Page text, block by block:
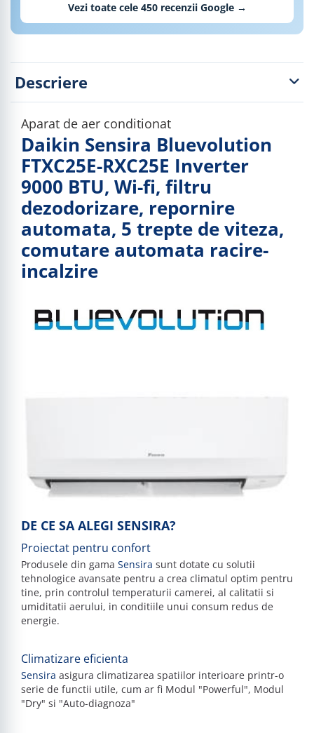
Vezi toate cele 450recenzii Google →
Descriere
Aparat de aer conditionat
Daikin Sensira Bluevolution
FTXC25E-RXC25E Inverter
9000 BTU, Wi-fi, filtru
dezodorizare, repornire
automata, 5 trepte de viteza,
comutare automata racire-
incalzire
DE CE SA ALEGI SENSIRA?
Proiectat pentru confort
Produsele din gama Sensira sunt dotate cu solutii
tehnologice avansate pentru a crea climatul optim pentru
tine, prin controlul temperaturii camerei, al calitatii si
umiditatii aerului, in conditiile unui consum redus de
energie.
Climatizare eficienta
Sensira asigura climatizarea spatiilor interioare printr-o
serie de functii utile, cum ar fi Modul "Powerful", Modul
"Dry" si "Auto-diagnoza"